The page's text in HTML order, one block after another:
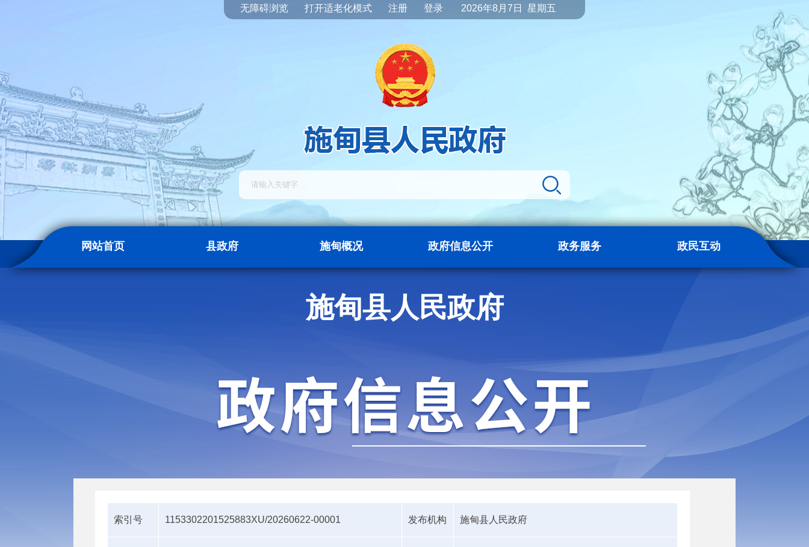
无障碍浏览 打开适老化模式 注册 登录 2026年8月7日 星期五
网站首页 县政府 施甸概况 政府信息公开 政务服务 政民互动
施甸资讯
施甸县人民政府
索引号 1153302201525883XU/20260622-00001 发布机构 施甸县人民政府